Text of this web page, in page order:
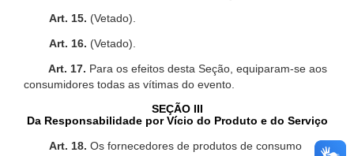
Art. 15. (Vetado).
Art. 16. (Vetado).
Art. 17. Para os efeitos desta Seção, equiparam-se aos
consumidores todas as vítimas do evento.
SEÇÃO III
Da Responsabilidade por Vício do Produto e do Serviço
Art. 18. Os fornecedores de produtos de consumo